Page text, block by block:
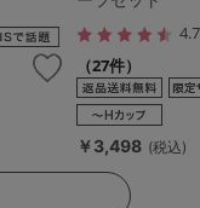
4.7
（27件）
￥3,498 (税込)